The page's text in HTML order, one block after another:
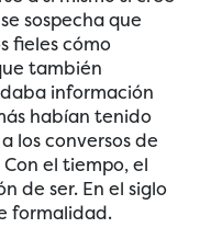
sospecha que
fieles cómo
también
información
habían tenido
los conversos de
el tiempo, el
de ser. En el siglo
formalidad.